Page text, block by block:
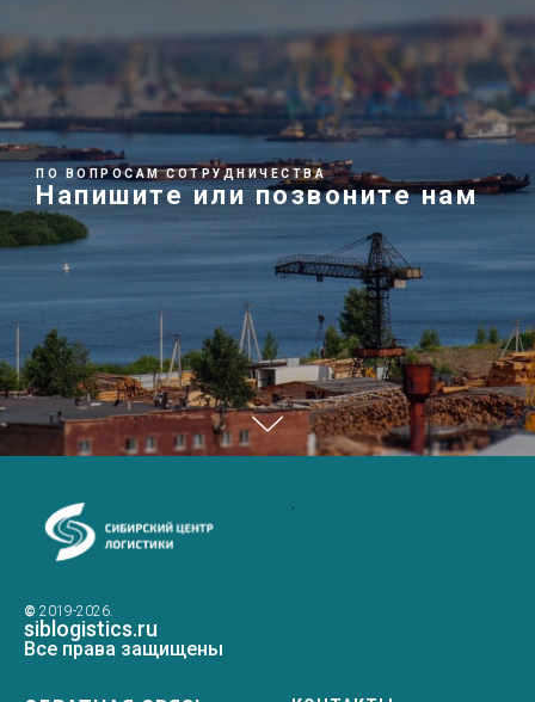
ПО ВОПРОСАМ СОТРУДНИЧЕСТВА
Напишите или позвоните нам
© 2019-2026.
siblogistics.ru
Все права защищены